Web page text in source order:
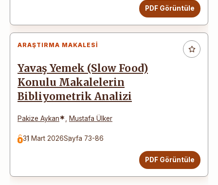
PDF Görüntüle
ARAŞTIRMA MAKALESI
Yavaş Yemek (Slow Food)
Konulu Makalelerin
Bibliyometrik Analizi
Pakize Aykan* Mustafa Ülker
31 Mart 2026Sayfa 73-86
PDF Görüntüle